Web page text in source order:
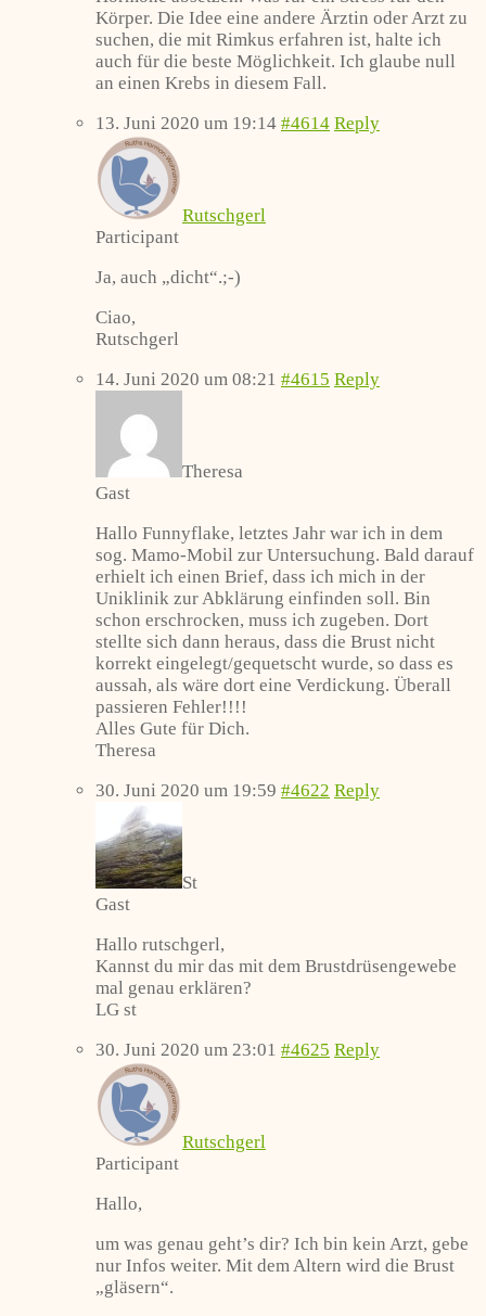
Körper. Die Idee eine andere Ärztin oder Arzt zu
suchen, die mit Rimkus erfahren ist, halte ich
auch für die beste Möglichkeit. Ich glaube null
an einen Krebs in diesem Fall.
13. Juni 2020 um 19:14 #4614 Reply
Rutschgerl
Participant
Ja, auch „dicht“.;-)
Ciao,
Rutschgerl
14. Juni 2020 um 08:21 #4615 Reply
Theresa
Gast
Hallo Funnyflake, letztes Jahr war ich in dem
sog. Mamo-Mobil zur Untersuchung. Bald darauf
erhielt ich einen Brief, dass ich mich in der
Uniklinik zur Abklärung einfinden soll. Bin
schon erschrocken, muss ich zugeben. Dort
stellte sich dann heraus, dass die Brust nicht
korrekt eingelegt/gequetscht wurde, so dass es
aussah, als wäre dort eine Verdickung. Überall
passieren Fehler!!!!
Alles Gute für Dich.
Theresa
30. Juni 2020 um 19:59 #4622 Reply
St
Gast
Hallo rutschgerl,
Kannst du mir das mit dem Brustdrüsengewebe
mal genau erklären?
LG st
30. Juni 2020 um 23:01 #4625 Reply
Rutschgerl
Participant
Hallo,
um was genau geht’s dir? Ich bin kein Arzt, gebe
nur Infos weiter. Mit dem Altern wird die Brust
„gläsern“.